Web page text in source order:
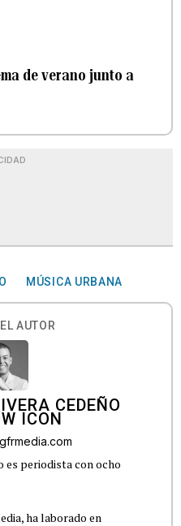
de verano junto a
MÚSICA URBANA
AUTOR
CEDEÑO
es periodista con ocho
ha laborado en